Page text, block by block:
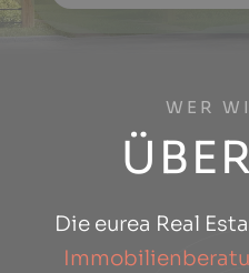
WER
Die eurea Real